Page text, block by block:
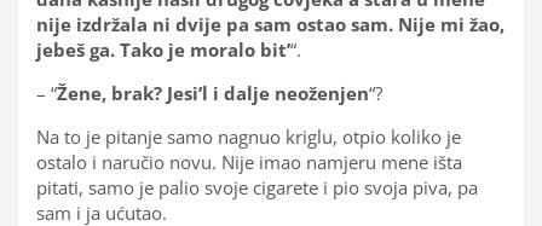
nije izdržala ni dvije pa sam ostao sam. Nije mi žao,
jebeš ga. Tako je moralo bit’“.
– “Žene, brak? Jesi’l i dalje neoženjen“?
Na to je pitanje samo nagnuo kriglu, otpio koliko je
ostalo i naručio novu. Nije imao namjeru mene išta
pitati, samo je palio svoje cigarete i pio svoja piva, pa
sam i ja ućutao.